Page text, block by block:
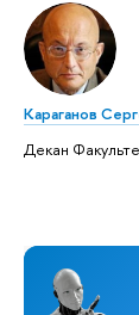
Караганов
Декан